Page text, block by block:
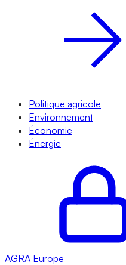
Politique agricole
Environnement
Économie
Énergie
AGRA Europe